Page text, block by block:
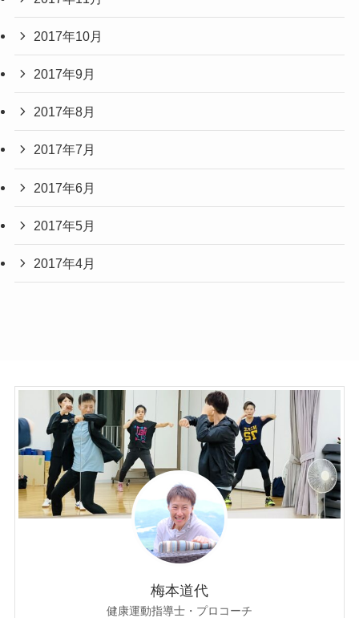
2017年10月
2017年9月
2017年8月
2017年7月
2017年6月
2017年5月
2017年4月
梅本道代
健康運動指導士・プロコーチ